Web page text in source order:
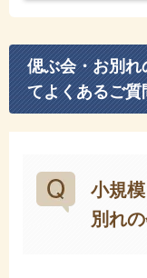
偲ぶ会・お別れ
てよくあるご質
小規
別れ